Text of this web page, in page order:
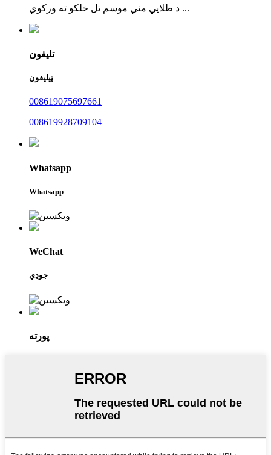
د طلايي مني موسم تل خلکو ته ورکوي ...
تلیفون
ټیلیفون
008619075697661
008619928709104
Whatsapp
Whatsapp
WeChat
جوډي
پورته